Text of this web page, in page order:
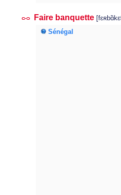
Faire banquette
Sénégal